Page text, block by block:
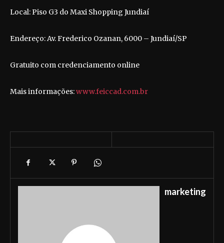
Local: Piso G3 do Maxi Shopping Jundiaí
Endereço: Av. Frederico Ozanan, 6000 – Jundiaí/SP
Gratuito com credenciamento online
Mais informações:www.feiccad.com.br
marketing